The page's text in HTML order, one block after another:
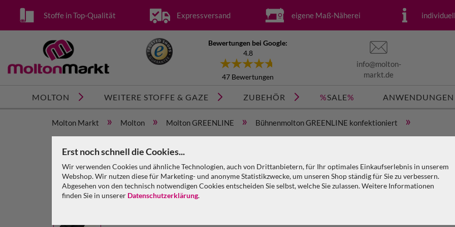
Erst noch schnell die Cookies...
Wir verwenden Cookies und ähnliche Technologien, auch von Drittanbietern, für Ihr optimales Einkaufserlebnis in unserem
Webshop. Wir nutzen diese für Marketing- und anonyme Statistikzwecke, um unseren Shop ständig für Sie zu verbessern.
Abgesehen von den technisch notwendigen Cookies entscheiden Sie selbst, welche Sie zulassen. Weitere Informationen
finden Sie in unserer Datenschutzerklärung.
Stoffe in Top-Qualität Expressversand eigene Maß-Näherei
Bewertungen bei Google:
4.8
47 Bewertungen
info@molton-
markt.de
MOLTON WEITERE STOFFE & GAZE ZUBEHÖR %SALE% ANWENDUNGEN
Molton Markt » Molton » Molton GREENLINE » Bühnenmolton GREENLINE konfektioniert »
»
Bühnenmolton GREENLINE konfektioniert, schwarz, B=6m (geöst) x H=3m